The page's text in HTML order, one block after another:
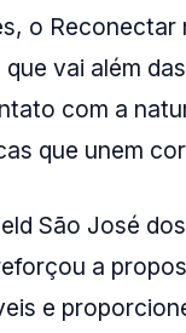
o
vai além
com a
que unem
São José
a
e